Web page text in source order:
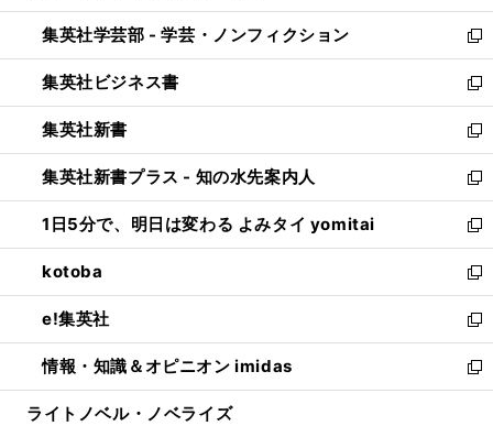
開
く
ウ
で
開
く
ン
ド
ウ
で
開
く
ウ
ィ
ン
ド
ウ
で
開
く
集英社学芸部 - 学芸・ノンフィクション
新
し
い
ウ
ィ
ン
ド
ウ
で
開
く
集英社ビジネス書
新
し
い
ウ
ィ
ン
ド
ウ
で
開
く
集英社新書
新
し
い
ウ
ィ
ン
ド
ウ
で
開
く
集英社新書プラス - 知の水先案内人
新
し
い
ウ
ィ
ン
ド
ウ
で
開
1日5分で、明日は変わる よみタイ yomitai
新
し
い
ウ
ィ
ン
ド
ウ
kotoba
新
し
い
ウ
ィ
ン
e!集英社
新
し
い
ウ
情報・知識＆オピニオン imidas
新
し
ライトノベル・ノベライズ